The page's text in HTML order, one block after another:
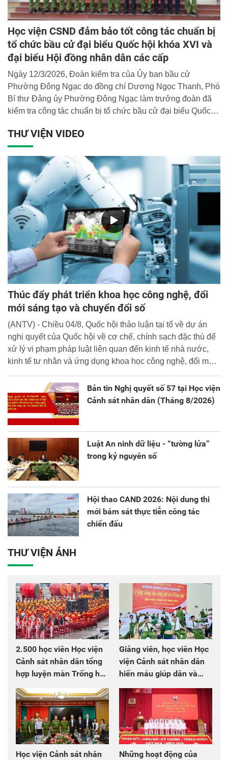
Học viện CSND đảm bảo tốt công tác chuẩn bị
tổ chức bầu cử đại biểu Quốc hội khóa XVI và
đại biểu Hội đồng nhân dân các cấp
Ngày 12/3/2026, Đoàn kiểm tra của Ủy ban bầu cử
Phường Đông Ngạc do đồng chí Dương Ngọc Thanh, Phó
Bí thư Đảng ủy Phường Đông Ngạc làm trưởng đoàn đã
kiểm tra công tác chuẩn bị tổ chức bầu cử đại biểu Quốc
2031 tại Học viện CSND.
THƯ VIỆN VIDEO
Thúc đẩy phát triển khoa học công nghệ, đổi
mới sáng tạo và chuyển đổi số
(ANTV) - Chiều 04/8, Quốc hội thảo luận tại tổ về dự án
nghị quyết của Quốc hội về cơ chế, chính sạch đặc thù để
xử lý vi phạm pháp luật liên quan đến kinh tế nhà nước,
kinh tế tư nhân và ứng dụng khoa học công nghệ, đổi mới
Bản tin Nghị quyết số 57 tại Học viện
Cảnh sát nhân dân (Tháng 8/2026)
Luật An ninh dữ liệu - “tường lửa”
trong kỷ nguyên số
Hội thao CAND 2026: Nội dung thi
mới bám sát thực tiễn công tác
chiến đấu
THƯ VIỆN ẢNH
2.500 học viên Học viện
Cảnh sát nhân dân tổng
hợp luyện màn Trống hội
Giảng viên, học viên Học
viện Cảnh sát nhân dân
hiến máu giúp dân và
Học viện Cảnh sát nhân
Những hoạt động của